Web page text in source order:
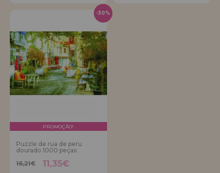
PROMOÇÃO!
Puzzle de rua de peru
dourado 1000 peças
16,21€
11,35€
-30%